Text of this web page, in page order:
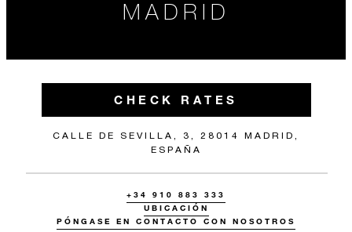
MADRID
CHECK RATES
CALLE DE SEVILLA, 3, 28014 MADRID,
ESPAÑA
+34 910 883 333
UBICACIÓN
PÓNGASE EN CONTACTO CON NOSOTROS